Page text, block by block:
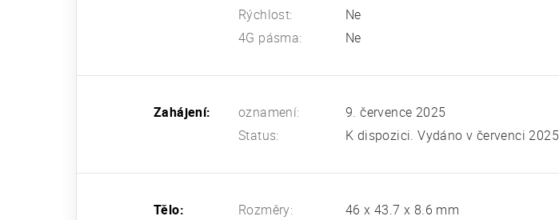
Rýchlost:
Ne
4G pásma:
Ne
Zahájení: oznamení:
9. července 2025
Status:
K dispozici. Vydáno v červenci 2025.
Tělo: Rozměry:
46 x 43.7 x 8.6 mm